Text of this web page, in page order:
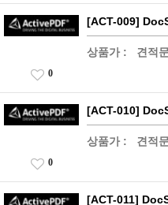
[ACT-009]
상품가 : 견적
0
[ACT-010]
상품가 : 견적
0
[ACT-011]